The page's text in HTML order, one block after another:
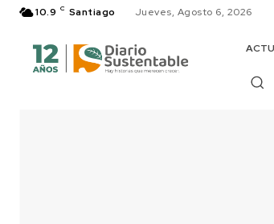
10.9 C Santiago Jueves, Agosto 6, 2026